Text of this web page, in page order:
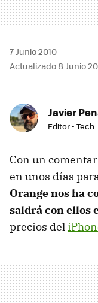
7 Junio 2010
Actualizado 8 Junio
Javier
Editor - Tech
Con un
en unos días
Orange nos ha
saldrá con ellos
precios del